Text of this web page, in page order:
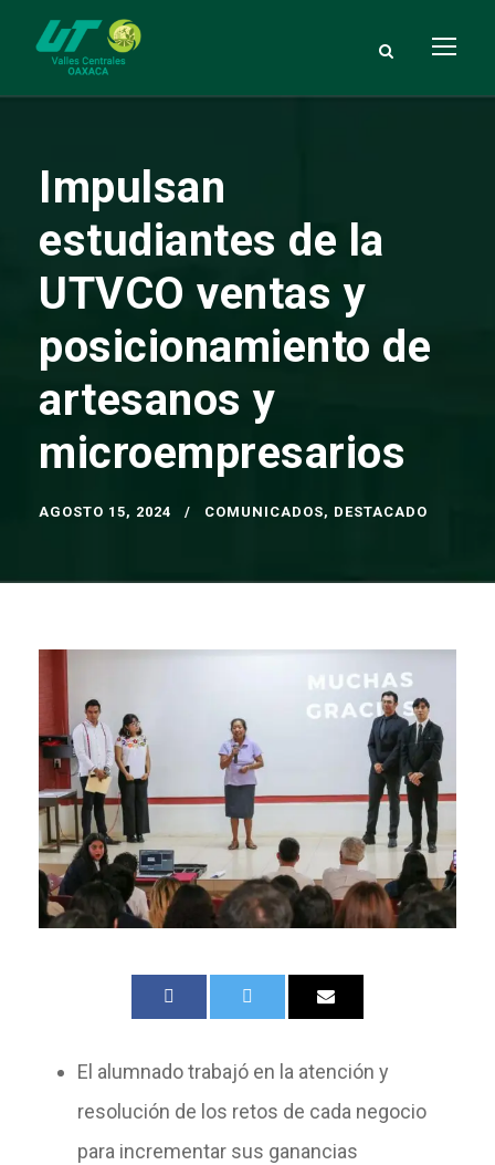
Impulsan
estudiantes de la
UTVCO ventas y
posicionamiento de
artesanos y
microempresarios
AGOSTO 15, 2024 COMUNICADOS, DESTACADO
El alumnado trabajó en la atención y
resolución de los retos de cada negocio
para incrementar sus ganancias